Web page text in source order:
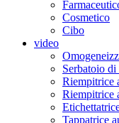
Cosmetico
Cibo
video
Serbatoio
Riempitrice
Riempitrice
Tappatrice